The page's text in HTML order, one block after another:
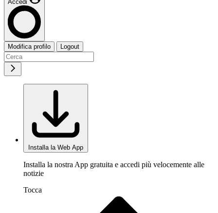
Accedi
Modifica profilo Logout
Installa la Web App
Installa la nostra App gratuita e accedi più velocemente alle
notizie
Tocca